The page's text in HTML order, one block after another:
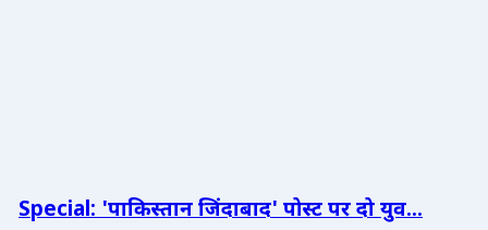
Special: 'पाकिस्तान जिंदाबाद' पोस्ट पर दो युव...